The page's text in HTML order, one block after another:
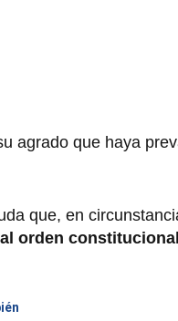
agrado que haya
que, en
orden